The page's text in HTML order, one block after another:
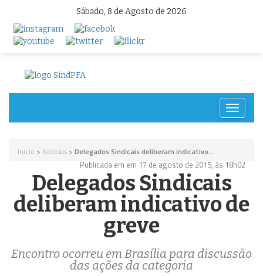
Sábado, 8 de Agosto de 2026
Toggle
Inicio > Notícias > Delegados Sindicais deliberam indicativo...
Publicada em em 17 de agosto de 2015, às 18h02
Delegados Sindicais
deliberam indicativo de
greve
Encontro ocorreu em Brasília para discussão
das ações da categoria